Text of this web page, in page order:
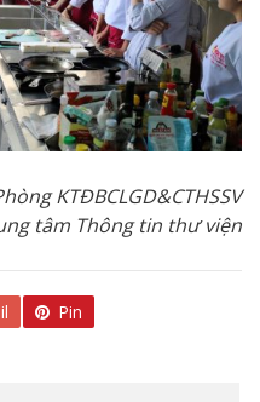
KTĐBCLGD&CTHSSV
tâm Thông tin thư viện
Pin